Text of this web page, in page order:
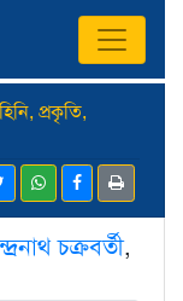
প্রকৃতি,
চক্রবর্তী,